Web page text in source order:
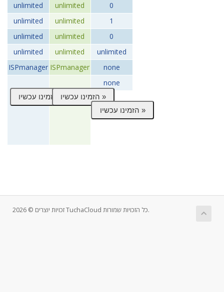
unlimited
unlimited
unlimited
unlimited
ISPmanager
unlimited
unlimited
unlimited
unlimited
ISPmanager
0
1
0
unlimited
none
none
זכויות יוצרים © 2026 TuchaCloud כל הזכויות שמורות.